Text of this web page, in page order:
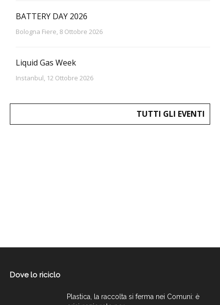
BATTERY DAY 2026
Bologna Fiere, 8 Ottobre 2026
Liquid Gas Week
Instanbul, 12 Ottobre 2026
TUTTI GLI EVENTI
Dove lo riciclo
Plastica, la raccolta si ferma nei Comuni: è